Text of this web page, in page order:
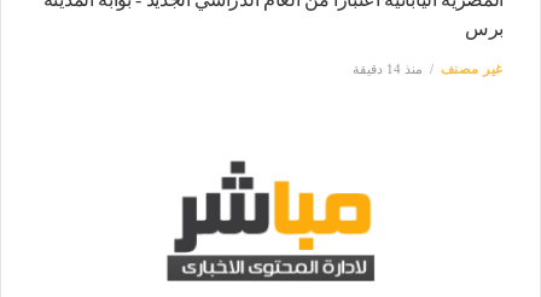
برس
غير مصنف منذ 14 دقيقة